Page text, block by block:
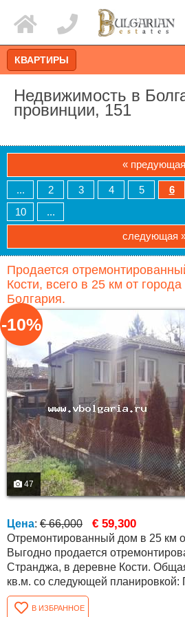
Расширенный
КВАРТИРЫ
Недвижимость в
провинции, 151
« предующая
... 2 3 4 5 6
10
...
следующая
Продается
Кости, всего в 25 км от
Болгария.
47
-10%
Цена: € 66,000 € 59,300
Отремонтированный дом в 25 км
Выгодно продается
Странджа, в деревне Кости.
кв.м. со следующей планировкой: Первый этаж - две
комнаты, два склада, ванная комната и
этаж/ жилой / - гостиная, кухня, ванная комната с
В ИЗБРАННОЕ